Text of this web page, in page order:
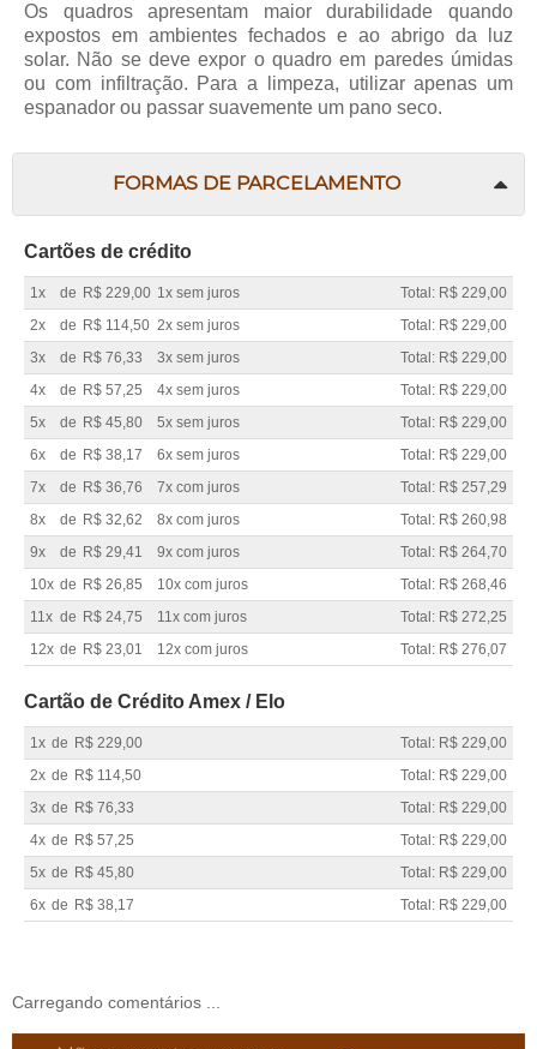
Os quadros apresentam maior durabilidade quando
expostos em ambientes fechados e ao abrigo da luz
solar. Não se deve expor o quadro em paredes úmidas
ou com infiltração. Para a limpeza, utilizar apenas um
espanador ou passar suavemente um pano seco.
FORMAS DE PARCELAMENTO
Cartões de crédito
1x de R$ 229,00 1x sem juros
Total: R$ 229,00
2x
de R$ 114,50 2x sem juros
Total: R$ 229,00
3x
de R$ 76,33 3x sem juros
Total: R$ 229,00
4x
de R$ 57,25 4x sem juros
Total: R$ 229,00
5x
de R$ 45,80 5x sem juros
Total: R$ 229,00
6x
de R$ 38,17 6x sem juros
Total: R$ 229,00
7x
de R$ 36,76 7x com juros
Total: R$ 257,29
8x
de R$ 32,62 8x com juros
Total: R$ 260,98
9x
de R$ 29,41 9x com juros
Total: R$ 264,70
10x de R$ 26,85 10x com juros
Total: R$ 268,46
11x de R$ 24,75 11x com juros
Total: R$ 272,25
12x de R$ 23,01 12x com juros Total: R$ 276,07
Cartão de Crédito Amex / Elo
1x de R$ 229,00
Total: R$ 229,00
2x de R$ 114,50
Total: R$ 229,00
3x de R$ 76,33
Total: R$ 229,00
4x de R$ 57,25
Total: R$ 229,00
5x de R$ 45,80
Total: R$ 229,00
6x de R$ 38,17 Total: R$ 229,00
Carregando comentários ...